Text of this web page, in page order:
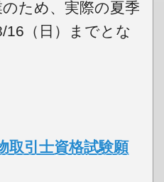
ため、実際の夏季
16（日）までとな
取引士資格試験願